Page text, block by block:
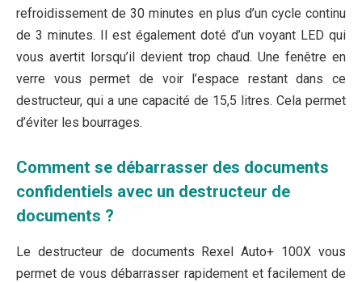
refroidissement de 30 minutes en plus d’un cycle continu
de 3 minutes. Il est également doté d’un voyant LED qui
vous avertit lorsqu’il devient trop chaud. Une fenêtre en
verre vous permet de voir l’espace restant dans ce
destructeur, qui a une capacité de 15,5 litres. Cela permet
d’éviter les bourrages.
Comment se débarrasser des documents
confidentiels avec un destructeur de
documents ?
Le destructeur de documents Rexel Auto+ 100X vous
permet de vous débarrasser rapidement et facilement de